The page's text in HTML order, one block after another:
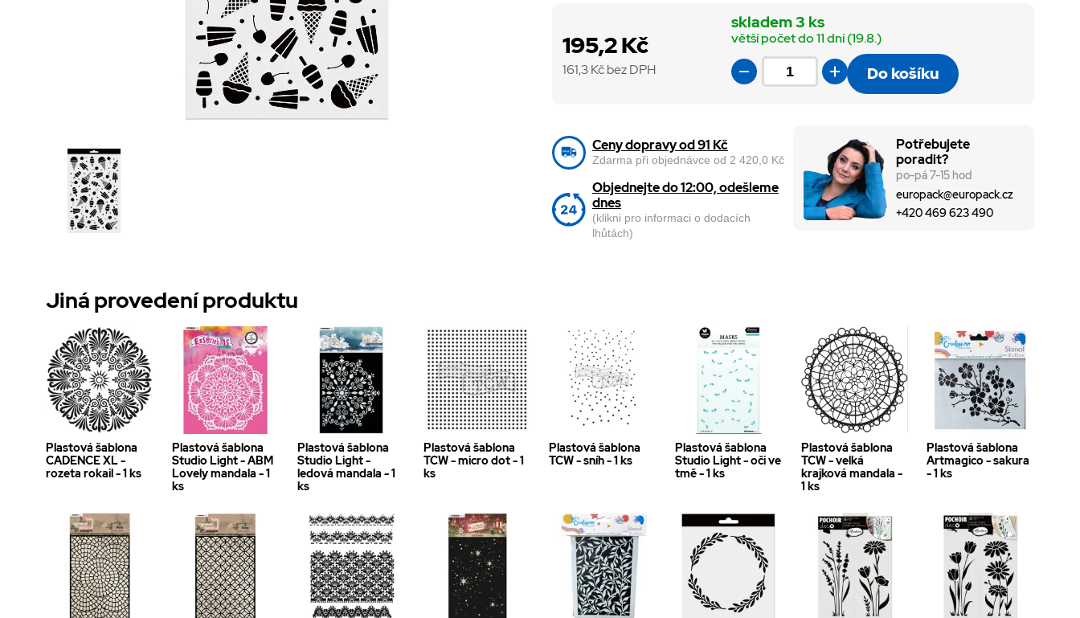
195,2 Kč
161,3Kč bez DPH
skladem 3 ks
větší počet do 11 dní (19.8.)
Do košíku
Ceny dopravy od 91 Kč
Zdarma při objednávce od 2 420,0 Kč
Objednejte do 12:00, odešleme
dnes
(klikni pro informaci o dodacích
lhůtách)
Potřebujete
poradit?
po-pá 7-15 hod
europack@europack.cz
+420 469 623 490
Jiná provedení produktu
Plastová šablona
CADENCE XL -
rozeta rokail - 1 ks
Plastová šablona
Studio Light - ABM
Lovely mandala - 1
ks
Plastová šablona
Studio Light -
ledová mandala - 1
ks
Plastová šablona
TCW - micro dot - 1
ks
Plastová šablona
TCW - sníh - 1 ks
Plastová šablona
Studio Light - oči ve
tmě - 1 ks
Plastová šablona
TCW - velká
krajková mandala -
1 ks
Plastová šablona
Artmagico - sakura
- 1 ks